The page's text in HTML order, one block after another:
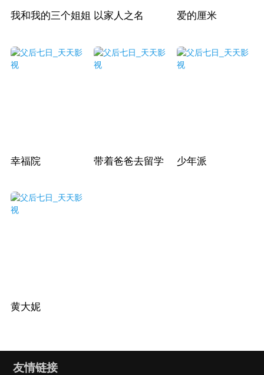
我和我的三个姐姐 以家人之名 爱的厘米
幸福院 带着爸爸去留学 少年派
黄大妮
友情链接